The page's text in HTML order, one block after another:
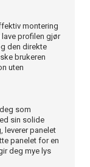
montering
lave profilen gjør
den direkte
brukeren
uten
som
sin solide
leverer panelet
panelet for en
deg mye lys